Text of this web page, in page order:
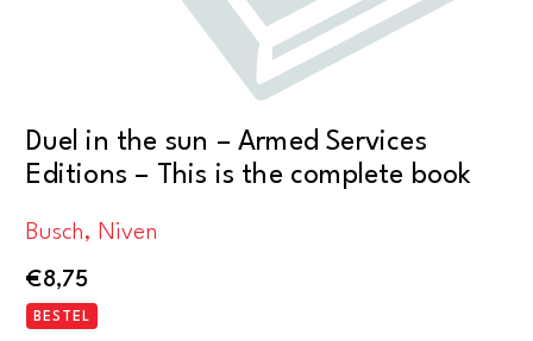
Duel in the sun – Armed Services
Editions – This is the complete book
Busch, Niven
€8,75
BESTEL